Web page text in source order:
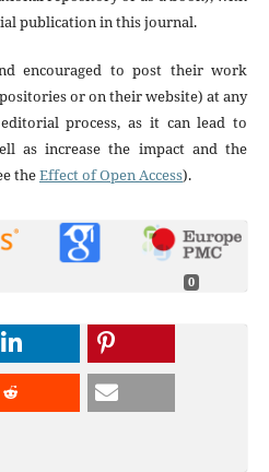
publication in this journal.
encouraged to post their work
or on their website) at any
process, as it can lead to
as increase the impact and the
theEffect of Open Access).
0